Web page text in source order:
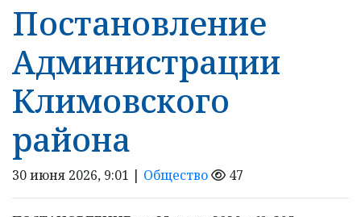
Постановление
Администрации
Климовского
района
30 июня 2026, 9:01 | Общество 47